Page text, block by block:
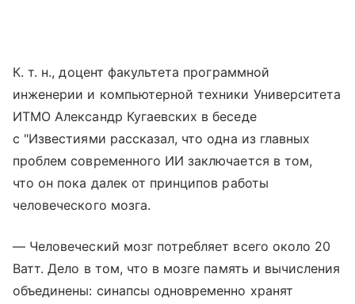
К. т. н., доцент факультета программной
инженерии и компьютерной техники Университета
ИТМО Александр Кугаевских в беседе
с "Известиями рассказал, что одна из главных
проблем современного ИИ заключается в том,
что он пока далек от принципов работы
человеческого мозга.
— Человеческий мозг потребляет всего около 20
Ватт. Дело в том, что в мозге память и вычисления
объединены: синапсы одновременно хранят